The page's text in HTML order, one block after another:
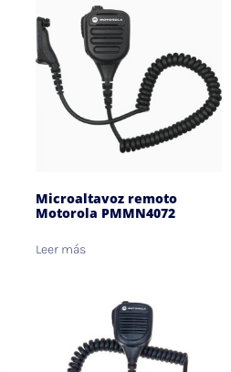
Microaltavoz remoto
Motorola PMMN4072
Leer más